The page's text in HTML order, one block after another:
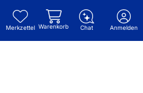
Merkzettel Warenkorb Chat Anmelden